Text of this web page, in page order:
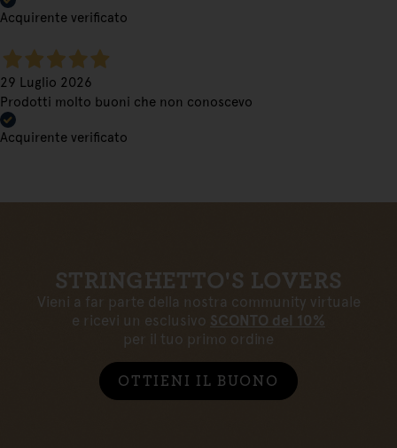
Acquirente verificato
29 Luglio 2026
Prodotti molto buoni che non conoscevo
Acquirente verificato
STRINGHETTO'S LOVERS
Vieni a far parte della nostra community virtuale
e ricevi un esclusivo SCONTO del 10%
per il tuo primo ordine
OTTIENI IL BUONO